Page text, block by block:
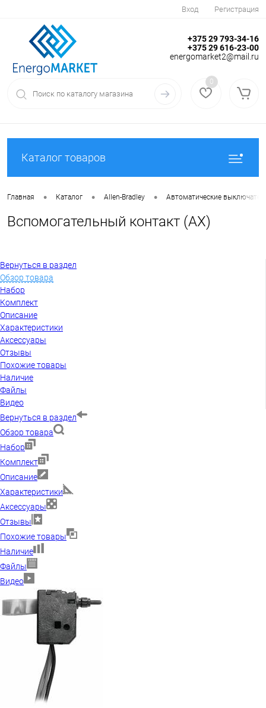
Вход Регистрация
+375 29 793-34-16
+375 29 616-23-00
energomarket2@mail.ru
0
Каталог товаров
Главная • Каталог • Allen-Bradley • Автоматические
Вспомогательный контакт (AX)
Вернуться в раздел
Обзор товара
Набор
Комплект
Описание
Характеристики
Аксессуары
Отзывы
Похожие товары
Наличие
Файлы
Видео
Вернуться в раздел
Обзор товара
Набор
Комплект
Описание
Характеристики
Аксессуары
Отзывы
Похожие товары
Наличие
Файлы
Видео